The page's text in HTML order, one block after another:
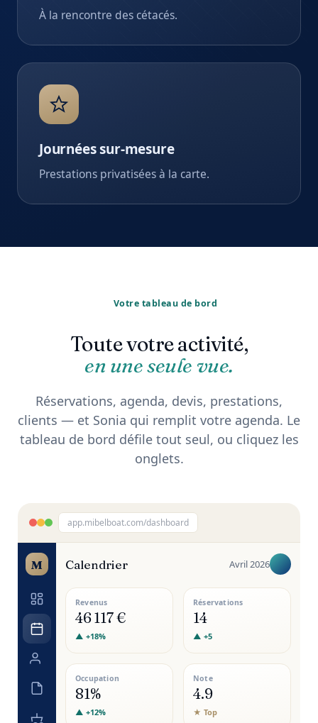
À la rencontre des cétacés.
Journées sur-mesure
Prestations privatisées à la carte.
Votre tableau de bord
Toute votre activité,
en une seule vue.
Réservations, agenda, devis, prestations,
clients — et Sonia qui remplit votre agenda. Le
tableau de bord défile tout seul, ou cliquez les
onglets.
app.mibelboat.com/dashboard
M CRM · pipeline 5 nouveaux leads
Revenus
46 117 €
▲ +18%
Réservations
14
▲ +5
Occupation
81%
▲ +12%
Note
4.9
★ Top